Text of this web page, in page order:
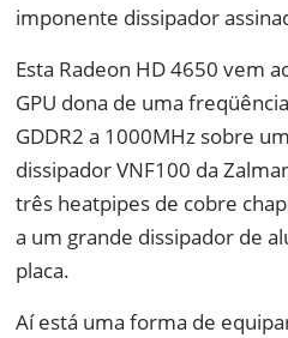
imponente dissipador
Esta Radeon HD 4650 vem
GPU dona de uma
GDDR2 a 1000MHz sobre
dissipador VNF100 da
três heatpipes de cobre
a um grande dissipador de
placa.
Aí está uma forma de